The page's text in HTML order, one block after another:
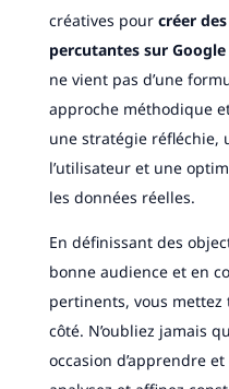
créatives pour créer
percutantes sur
ne vient pas d’une
approche méthodique
une stratégie réfléchie,
l’utilisateur et une
les données réelles.
En définissant des
bonne audience et en
pertinents, vous mettez
côté. N’oubliez jamais
occasion d’apprendre